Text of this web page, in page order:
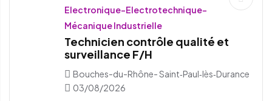
Electronique-Electrotechnique-
Mécanique Industrielle
Technicien contrôle qualité et
surveillance F/H
Bouches-du-Rhône- Saint‑Paul‑lès‑Durance
03/08/2026